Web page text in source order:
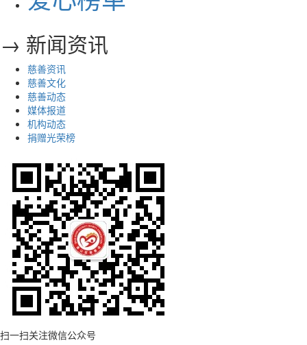
→ 新闻资讯
慈善资讯
慈善文化
慈善动态
媒体报道
机构动态
捐赠光荣榜
扫一扫关注微信公众号